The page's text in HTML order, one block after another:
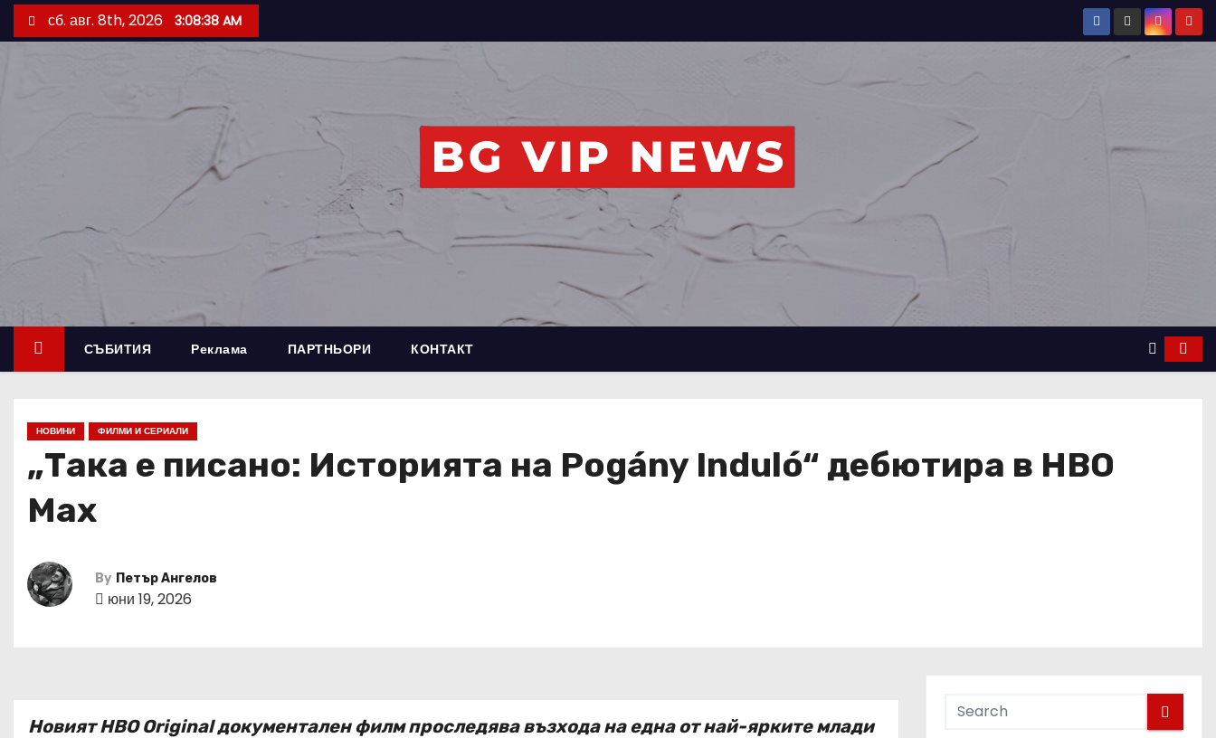
k
сб. авг. 8th, 2026 3:08:39 AM
СЪБИТИЯ Реклама ПАРТНЬОРИ КОНТАКТ
НОВИНИ ФИЛМИ И СЕРИАЛИ
„Така е писано: Историята на Pogány Induló“ дебютира в HBO
Max
By Петър Ангелов
юни 19, 2026
Новият HBO Original документален филм проследява възхода на една от най-ярките млади